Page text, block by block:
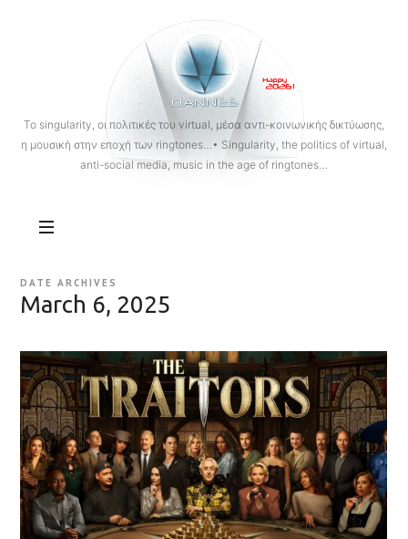
OANNES
To singularity, οι πολιτικές του virtual, μέσα αντι-κοινωνικής δικτύωσης,
η μουσική στην εποχή των ringtones…• Singularity, the politics of virtual,
anti-social media, music in the age of ringtones…
DATE ARCHIVES
March 6, 2025